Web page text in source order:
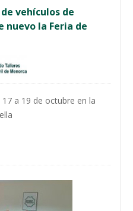
vehículos de
nuevo la Feria de
a 19 de octubre en la